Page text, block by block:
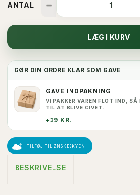
ANTAL
LÆG I KURV
GØR DIN ORDRE KLAR SOM GAVE
GAVE INDPAKNING
VI PAKKER VAREN FLOT IND, SÅ
TIL AT BLIVE GIVET.
+39 KR.
TILFØJ TIL ØNSKESKYEN
BESKRIVELSE